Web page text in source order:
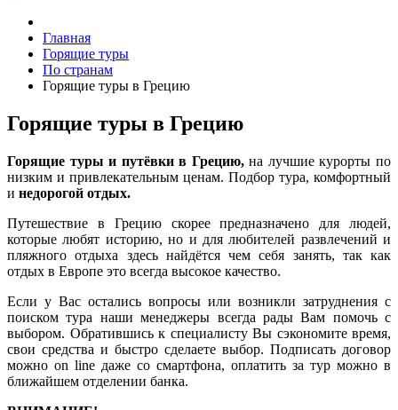
Главная
Горящие туры
По странам
Горящие туры в Грецию
Горящие туры в Грецию
Горящие туры и путёвки в Грецию,на лучшие курорты по
низким и привлекательным ценам. Подбор тура, комфортный
и недорогой отдых.
Путешествие в Грецию скорее предназначено для людей,
которые любят историю, но и для любителей развлечений и
пляжного отдыха здесь найдётся чем себя занять, так как
отдых в Европе это всегда высокое качество.
Если у Вас остались вопросы или возникли затруднения с
поиском тура наши менеджеры всегда рады Вам помочь с
выбором. Обратившись к специалисту Вы сэкономите время,
свои средства и быстро сделаете выбор. Подписать договор
можно on line даже со смартфона, оплатить за тур можно в
ближайшем отделении банка.